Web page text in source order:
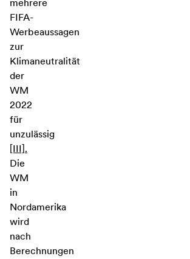
mehrere
FIFA-
Werbeaussagen
zur
Klimaneutralität
der
WM
2022
für
unzulässig
[III].
Die
WM
in
Nordamerika
wird
nach
Berechnungen